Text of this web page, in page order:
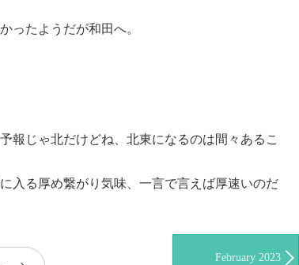
ったようだが和田へ。
報じゃ北だけどね、北東になるのは間々あるこ
入る厚め繋がり気味、一言で言えば厚速いのだ
February 2023